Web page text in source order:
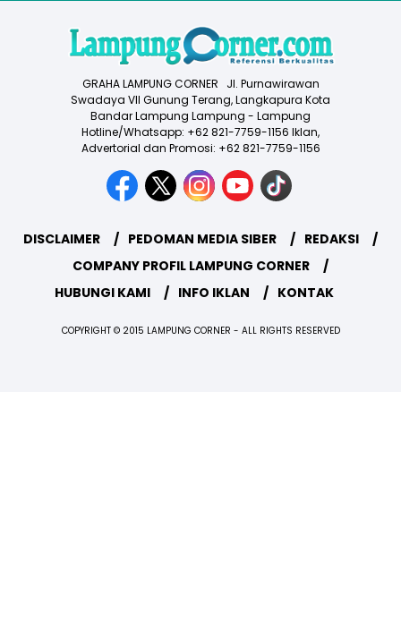
GRAHA LAMPUNG CORNER Jl. Purnawirawan
Swadaya VII Gunung Terang, Langkapura Kota
Bandar Lampung Lampung - Lampung
Hotline/Whatsapp: +62 821-7759-1156 Iklan,
Advertorial dan Promosi: +62 821-7759-1156
DISCLAIMER PEDOMAN MEDIA SIBER
REDAKSI
COMPANY PROFIL LAMPUNG CORNER
HUBUNGI KAMI
INFO IKLAN KONTAK
COPYRIGHT © 2015 LAMPUNG CORNER - ALL RIGHTS RESERVED